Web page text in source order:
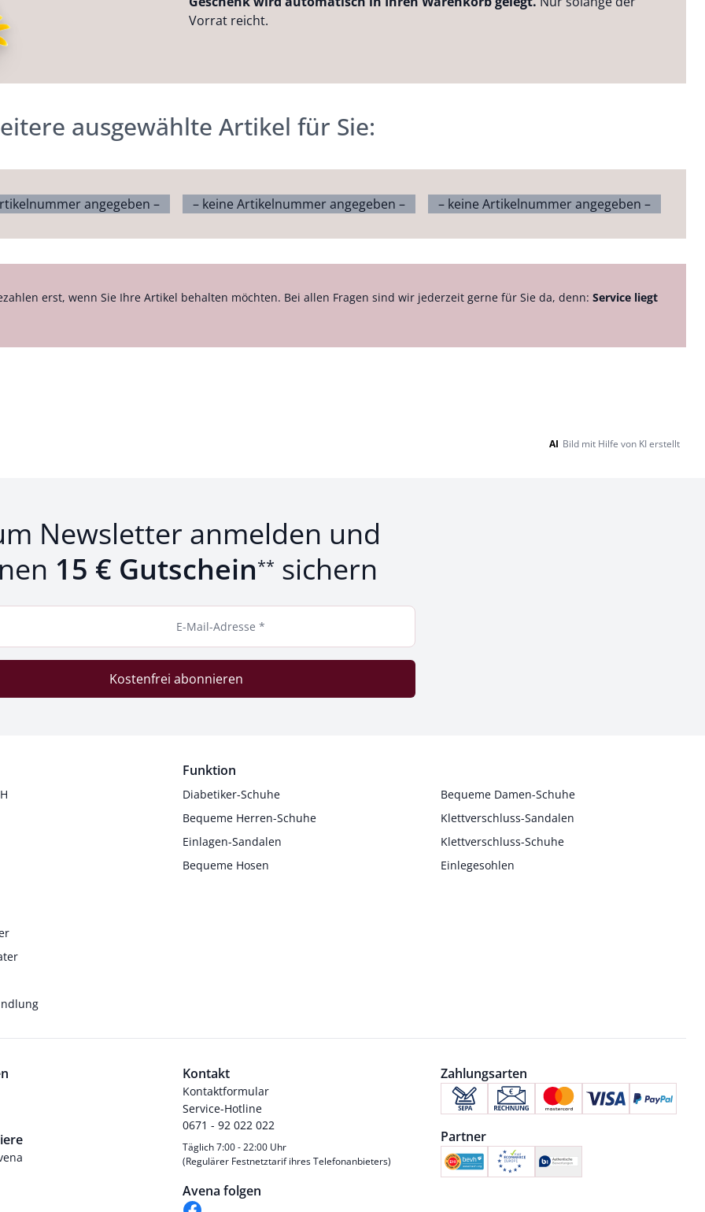
Vorrat reicht.
ausgewählte Artikel für Sie:
angegeben – – keine Artikelnummer angegeben – – keine Artikelnummer angegeben –
erst, wenn Sie Ihre Artikel behalten möchten. Bei allen Fragen sind wir jederzeit gerne für Sie da, denn: Service liegt
AI Bild mit Hilfe von KI erstellt
Newsletter anmelden und
15 € Gutschein** sichern
E-Mail-Adresse *
Kostenfrei abonnieren
Funktion
Diabetiker-Schuhe
Bequeme Damen-Schuhe
Bequeme Herren-Schuhe
Klettverschluss-Sandalen
Einlagen-Sandalen
Klettverschluss-Schuhe
Bequeme Hosen
Einlegesohlen
Kontakt
Kontaktformular
Service-Hotline
0671 - 92 022 022
Täglich 7:00 - 22:00 Uhr
(Regulärer Festnetztarif ihres Telefonanbieters)
Avena folgen
Zahlungsarten
Partner